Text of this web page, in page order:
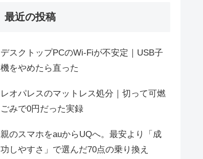
最近の投稿
デスクトップPCのWi-Fiが不安定｜USB子
機をやめたら直った
レオパレスのマットレス処分｜切って可燃
ごみで0円だった実録
親のスマホをauからUQへ。最安より「成
功しやすさ」で選んだ70点の乗り換え